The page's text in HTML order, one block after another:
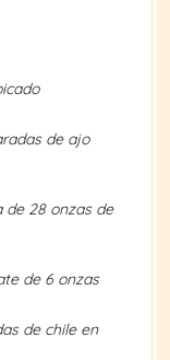
de ajo
de 28 onzas de
de 6 onzas
de chile en